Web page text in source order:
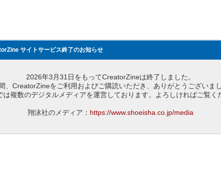
サイトサービス終了のお知らせ
2026年3月31日をもってCreatorZineは終了しました。
、CreatorZineをご利用およびご購読いただき、ありがとうございま
は複数のデジタルメディアを運営しております。よろしければご覧く
翔泳社のメディア： https://www.shoeisha.co.jp/media